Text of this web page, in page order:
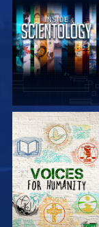
VERKEN DE SERIE